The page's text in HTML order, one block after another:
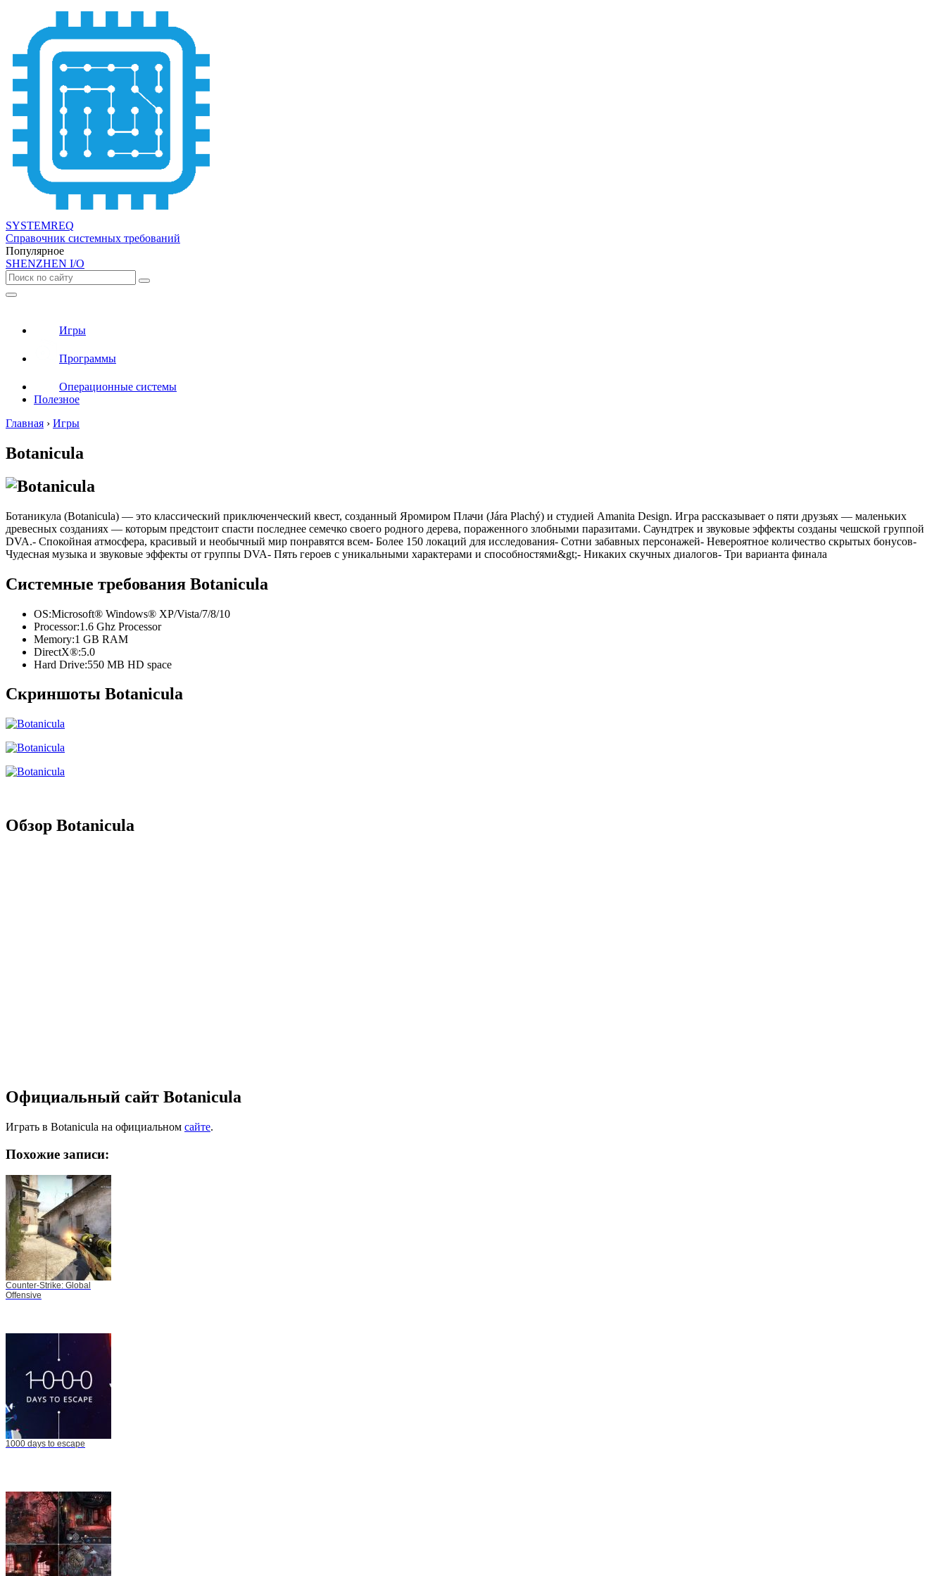
SYSTEMREQ
Справочник системных требований
Популярное
SHENZHEN I/O
Игры
Программы
Операционные системы
Полезное
Главная › Игры
Botanicula
Ботаникула (Botanicula) — это классический приключенческий квест, созданный Яромиром Плачи (Jára Plachý) и студией Amanita Design. Игра рассказывает о пяти друзьях — маленьких
древесных созданиях — которым предстоит спасти последнее семечко своего родного дерева, пораженного злобными паразитами. Саундтрек и звуковые эффекты созданы чешской группой
DVA.- Спокойная атмосфера, красивый и необычный мир понравятся всем- Более 150 локаций для исследования- Сотни забавных персонажей- Невероятное количество скрытых бонусов-
Чудесная музыка и звуковые эффекты от группы DVA- Пять героев с уникальными характерами и способностями&gt;- Никаких скучных диалогов- Три варианта финала
Системные требования Botanicula
OS:Microsoft® Windows® XP/Vista/7/8/10
Processor:1.6 Ghz Processor
Memory:1 GB RAM
DirectX®:5.0
Hard Drive:550 MB HD space
Скриншоты Botanicula
Обзор Botanicula
Официальный сайт Botanicula
Играть в Botanicula на официальном сайте.
Похожие записи:
Counter-Strike: Global
Offensive
1000 days to escape